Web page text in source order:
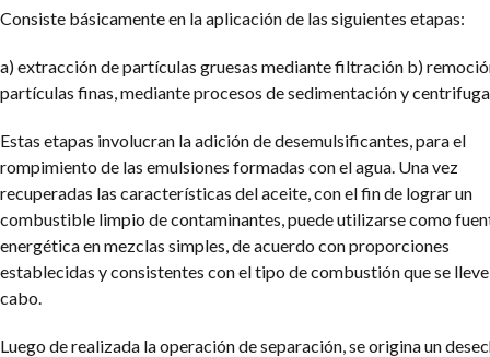
Consiste básicamente en la aplicación de las siguientes etapas:
a) extracción de partículas gruesas mediante filtración b)
partículas finas, mediante procesos de sedimentación y
Estas etapas involucran la adición de desemulsificantes, para el
rompimiento de las emulsiones formadas con el agua. Una vez
recuperadas las características del aceite, con el fin de lograr un
combustible limpio de contaminantes, puede utilizarse como
energética en mezclas simples, de acuerdo con proporciones
establecidas y consistentes con el tipo de combustión que se
cabo.
Luego de realizada la operación de separación, se origina un